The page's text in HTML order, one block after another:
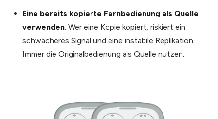
Eine bereits kopierte Fernbedienung als Quelle
verwenden: Wer eine Kopie kopiert, riskiert ein
schwächeres Signal und eine instabile Replikation.
Immer die Originalbedienung als Quelle nutzen.